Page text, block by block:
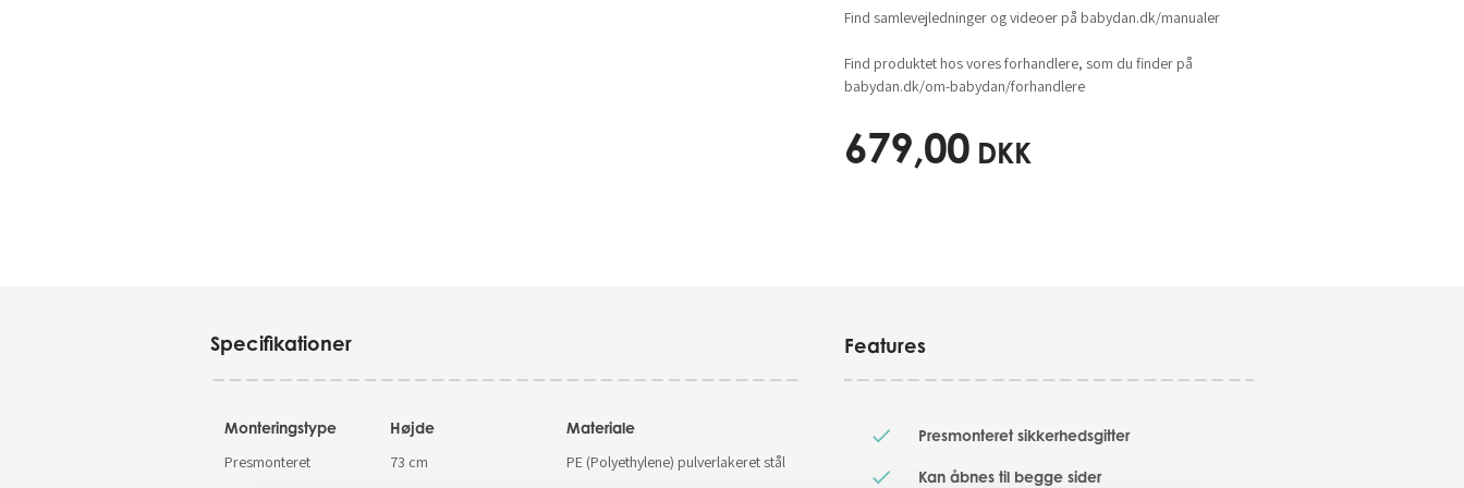
Find samlevejledninger og videoer på babydan.dk/manualer
Find produktet hos vores forhandlere, som du finder på
babydan.dk/om-babydan/forhandlere
679,00 DKK
Specifikationer
Monteringstype
Presmonteret
Højde
73 cm
Materiale
PE (Polyethylene) pulverlakeret stål
Features
Presmonteret sikkerhedsgitter
Kan åbnes til begge sider